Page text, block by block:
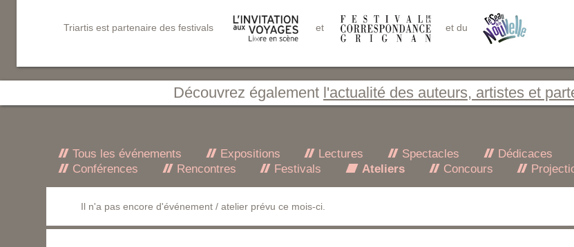
Triartis est partenaire des festivals et et du
Découvrez également l'actualité des auteurs, artistes et
Tous les événements Expositions Lectures Spectacles Dédicaces
Conférences
Rencontres Festivals Ateliers Concours
Il n'a pas encore d'événement / atelier prévu ce mois-ci.